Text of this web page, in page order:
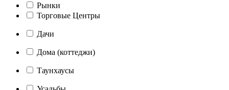
Рынки
Торговые Центры
Дачи
Дома (коттеджи)
Таунхаусы